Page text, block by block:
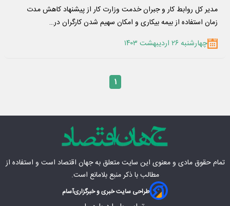
مدیر کل روابط کار و جبران خدمت وزارت کار از پیشنهاد کاهش مدت
زمان استفاده از بیمه بیکاری و امکان سهیم شدن کارگران در…
چهارشنبه ۲۶ اردیبهشت ۱۴۰۳
۱
تمام حقوق مادی‌ و معنوی این سایت متعلق بهجهان اقتصاد است و استفاده از
مطالب با ذکر منبع بلامانع است.
طراحی سایت خبری و خبرگزاریآسام